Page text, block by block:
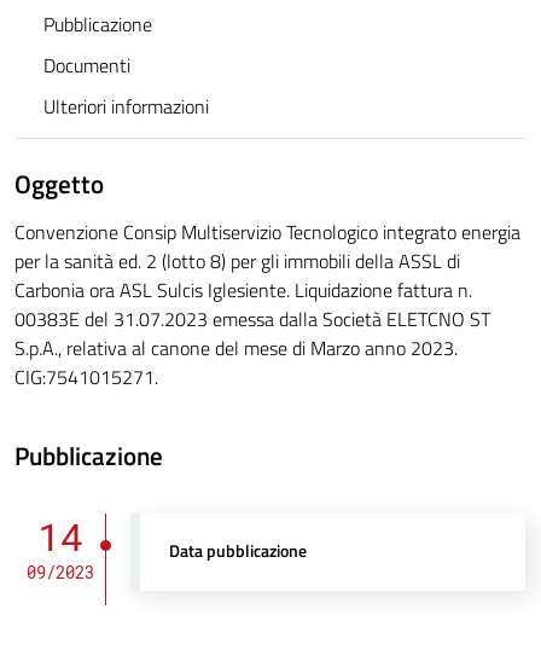
Pubblicazione
Documenti
Ulteriori informazioni
Oggetto
Convenzione Consip Multiservizio Tecnologico integrato energia
per la sanità ed. 2 (lotto 8) per gli immobili della ASSL di
Carbonia ora ASL Sulcis Iglesiente. Liquidazione fattura n.
00383E del 31.07.2023 emessa dalla Società ELETCNO ST
S.p.A., relativa al canone del mese di Marzo anno 2023.
CIG:7541015271.
Pubblicazione
14
09/2023
Data pubblicazione